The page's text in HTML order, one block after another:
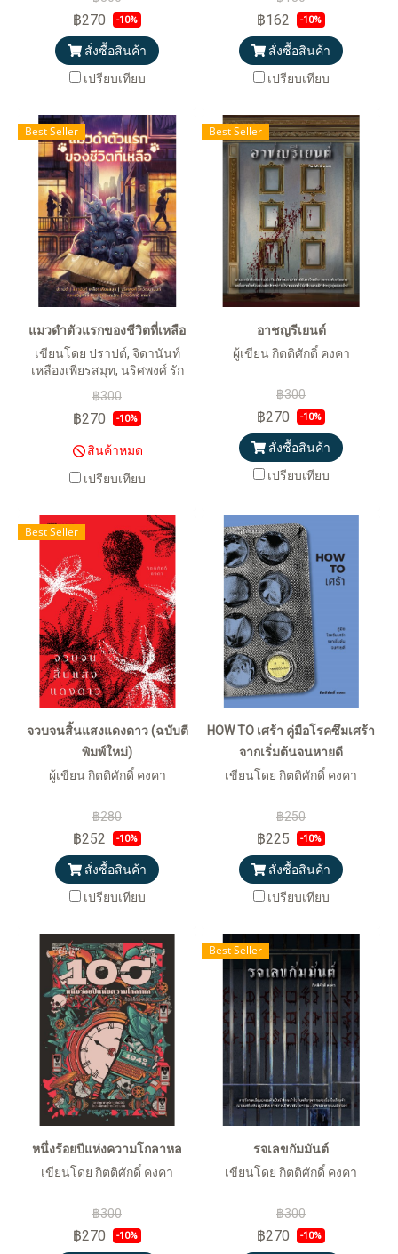
฿270 -10%
สั่งซื้อสินค้า
เปรียบเทียบ
฿162 -10%
สั่งซื้อสินค้า
เปรียบเทียบ
Best Seller
แมวดำตัวแรกของชีวิตที่เหลือ
เขียนโดย ปราปต์, จิดานันท์
เหลืองเพียรสมุท, นริศพงศ์ รัก
มะริด, ณรัณ และกิตติศักดิ์ คงคา
฿300
฿270 -10%
สินค้าหมด
เปรียบเทียบ
Best Seller
อาชญรีเยนต์
ผู้เขียน กิตติศักดิ์ คงคา
฿300
฿270 -10%
สั่งซื้อสินค้า
เปรียบเทียบ
Best Seller
จวบจนสิ้นแสงแดงดาว (ฉบับตี
พิมพ์ใหม่)
ผู้เขียน กิตติศักดิ์ คงคา
฿280
฿252 -10%
สั่งซื้อสินค้า
เปรียบเทียบ
HOW TO เศร้า คู่มือโรคซึมเศร้า
จากเริ่มต้นจนหายดี
เขียนโดย กิตติศักดิ์ คงคา
฿250
฿225 -10%
สั่งซื้อสินค้า
เปรียบเทียบ
หนึ่งร้อยปีแห่งความโกลาหล
เขียนโดย กิตติศักดิ์ คงคา
฿300
฿270 -10%
Best Seller
รจเลขกัมมันต์
เขียนโดย กิตติศักดิ์ คงคา
฿300
฿270 -10%